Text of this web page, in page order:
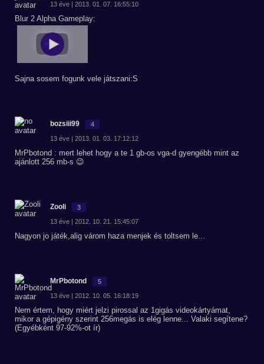
13 éve | 2013. 01. 07. 16:55:10
Blur 2 Alpha Gameplay:
Sajna sosem fogunk vele játszani:S
bozsiii99 4
13 éve | 2013. 01. 03. 17:12:12
MrPbotond : mert lehet hogy a te 1 gb-os vga-d gyengébb mint az
ajánlott 256 mb-s 😉
Zooli 3
13 éve | 2012. 10. 21. 15:45:07
Nagyon jo játék,alig várom haza menjek és toltsem le...
MrPbotond 5
13 éve | 2012. 10. 05. 16:18:19
Nem értem, hogy miért jelzi pirossal az 1gigás videokártyámat,
mikor a gépigény szerint 256megás is elég lenne... Valaki segítene?
(Egyébként 97-92%-ot ír)